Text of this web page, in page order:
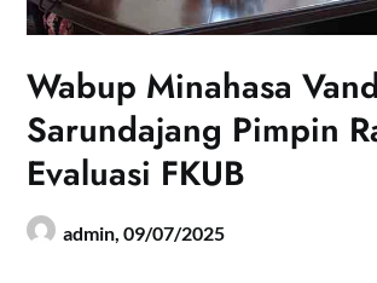
Wabup Minahasa
Sarundajang Pimpin
Evaluasi FKUB
admin,09/07/2025